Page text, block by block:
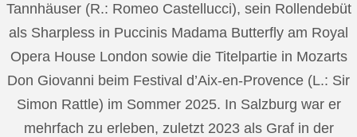
Tannhäuser (R.: Romeo Castellucci), sein Rollendebüt
als Sharpless in Puccinis Madama Butterfly am Royal
Opera House London sowie die Titelpartie in Mozarts
Don Giovanni beim Festival d’Aix-en-Provence (L.: Sir
Simon Rattle) im Sommer 2025. In Salzburg war er
mehrfach zu erleben, zuletzt 2023 als Graf in der